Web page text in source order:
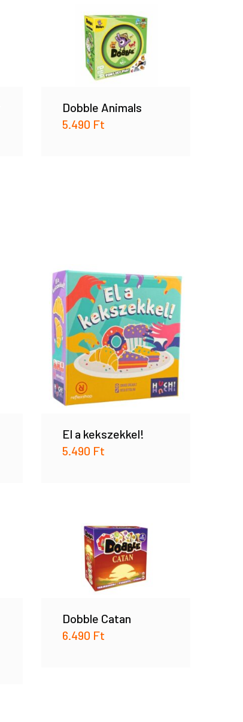
Dobble Animals
5.490 Ft
El a kekszekkel!
5.490 Ft
Dobble Catan
6.490 Ft